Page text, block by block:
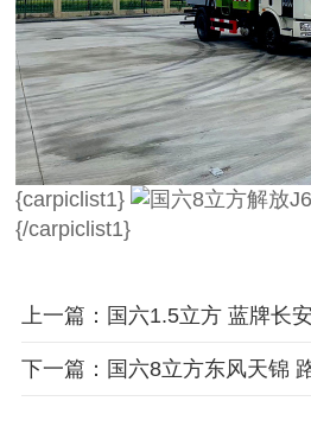
{carpiclist1}
{/carpiclist1}
上一篇：国六1.5立方 蓝牌长
下一篇：国六8立方东风天锦